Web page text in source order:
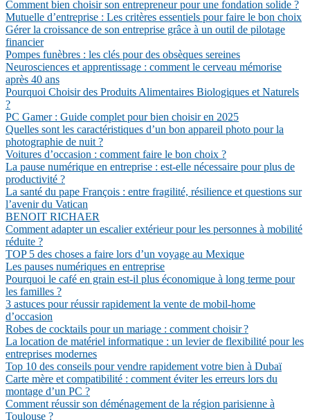
Comment bien choisir son entrepreneur pour une fondation solide ?
Mutuelle d’entreprise : Les critères essentiels pour faire le bon choix
Gérer la croissance de son entreprise grâce à un outil de pilotage
financier
Pompes funèbres : les clés pour des obsèques sereines
Neurosciences et apprentissage : comment le cerveau mémorise
après 40 ans
Pourquoi Choisir des Produits Alimentaires Biologiques et Naturels
?
PC Gamer : Guide complet pour bien choisir en 2025
Quelles sont les caractéristiques d’un bon appareil photo pour la
photographie de nuit ?
Voitures d’occasion : comment faire le bon choix ?
La pause numérique en entreprise : est-elle nécessaire pour plus de
productivité ?
La santé du pape François : entre fragilité, résilience et questions sur
l’avenir du Vatican
BENOIT RICHAER
Comment adapter un escalier extérieur pour les personnes à mobilité
réduite ?
TOP 5 des choses a faire lors d’un voyage au Mexique
Les pauses numériques en entreprise
Pourquoi le café en grain est-il plus économique à long terme pour
les familles ?
3 astuces pour réussir rapidement la vente de mobil-home
d’occasion
Robes de cocktails pour un mariage : comment choisir ?
La location de matériel informatique : un levier de flexibilité pour les
entreprises modernes
Top 10 des conseils pour vendre rapidement votre bien à Dubaï
Carte mère et compatibilité : comment éviter les erreurs lors du
montage d’un PC ?
Comment réussir son déménagement de la région parisienne à
Toulouse ?